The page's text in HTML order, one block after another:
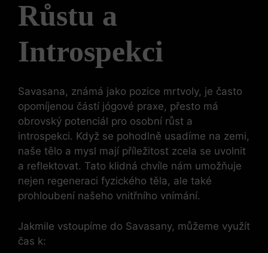
Růstu a
Introspekci
Savasana, známá jako pozice mrtvoly, je často
opomíjenou částí jógové praxe, přesto má
obrovský potenciál pro osobní růst a
introspekci. Když se pohodlně usadíme na zemi,
naše tělo a mysl mají příležitost zcela se uvolnit
a reflektovat. Tato klidná chvíle nám umožňuje
nejen regeneraci fyzického těla, ale také
prohloubení našeho vnitřního vnímání.
Jakmile vstoupíme do Savasany, můžeme využít
čas k: